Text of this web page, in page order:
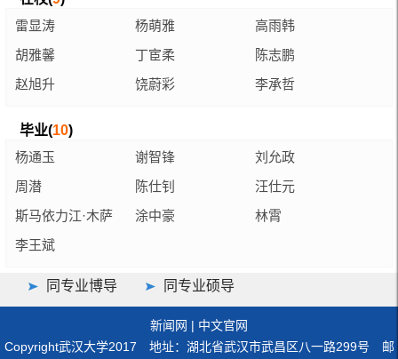
雷显涛
杨萌雅
高雨韩
胡雅馨
丁宦柔
陈志鹏
赵旭升
饶蔚彩 李承哲
毕业(10)
杨通玉
谢智锋
刘允政
周潜
陈仕钊
汪仕元
斯马依力江·木萨
汗
涂中豪
林霄
李王斌
同专业博导 同专业硕导
新闻网 | 中文官网
Copyright武汉大学2017 地址：湖北省武汉市武昌区八一路299号 邮